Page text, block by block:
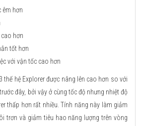
êm hơn
hơn
tốt hơn
với vận tốc cao hơn
thế hệ Explorer được nâng lên cao hơn so với
đây, bởi vậy ở cùng tốc độ nhưng nhiệt độ
thấp hơn rất nhiều. Tính năng này làm giảm
trơn và giảm tiêu hao năng lượng trên vòng